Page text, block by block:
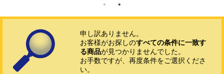
申し訳ありません。
お客様がお探しのすべての条件に一致す
る商品が見つかりませんでした。
お手数ですが、再度条件をご選択くださ
い。